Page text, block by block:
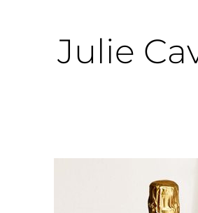
Julie